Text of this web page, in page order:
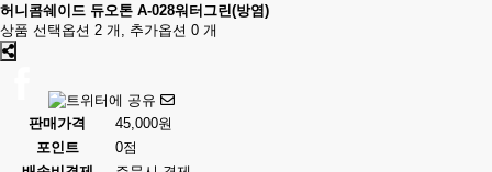
허니콤쉐이드 듀오톤 A-028워터그린(방염)
상품 선택옵션 2 개, 추가옵션 0 개
판매가격
45,000원
포인트
0점